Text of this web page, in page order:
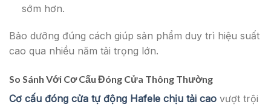
sớm hơn.
Bảo dưỡng đúng cách giúp sản phẩm duy trì hiệu suất
cao qua nhiều năm tải trọng lớn.
So Sánh Với Cơ Cấu Đóng Cửa Thông Thường
Cơ cấu đóng cửa tự động Hafele chịu tải cao vượt trội